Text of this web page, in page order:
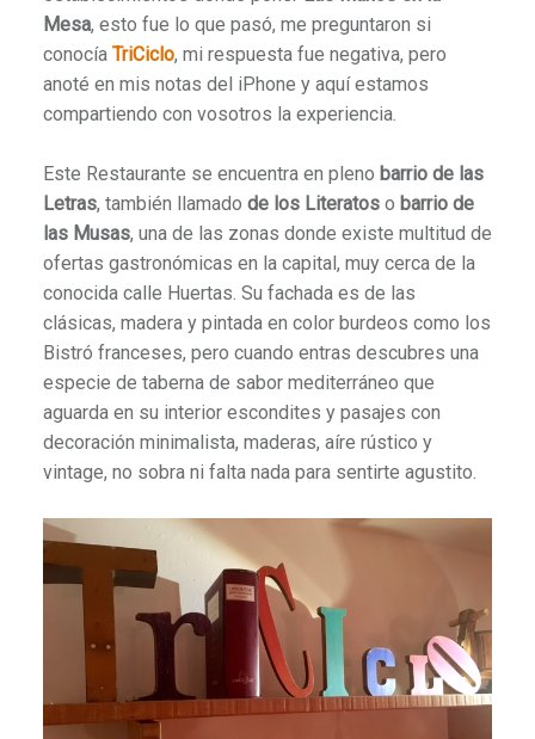
Mesa, esto fue lo que pasó, me preguntaron si
conocía TriCiclo, mi respuesta fue negativa, pero
anoté en mis notas del iPhone y aquí estamos
compartiendo con vosotros la experiencia.
Este Restaurante se encuentra en pleno barrio de las
Letras, también llamado de los Literatoso barrio de
las Musas, una de las zonas donde existe multitud de
ofertas gastronómicas en la capital, muy cerca de la
conocida calle Huertas. Su fachada es de las
clásicas, madera y pintada en color burdeos como los
Bistró franceses, pero cuando entras descubres una
especie de taberna de sabor mediterráneo que
aguarda en su interior escondites y pasajes con
decoración minimalista, maderas, aíre rústico y
vintage, no sobra ni falta nada para sentirte agustito.